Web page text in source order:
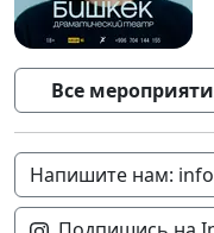
Все
Напишите нам: